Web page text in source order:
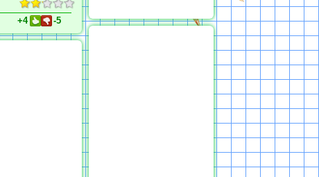
+4 -5